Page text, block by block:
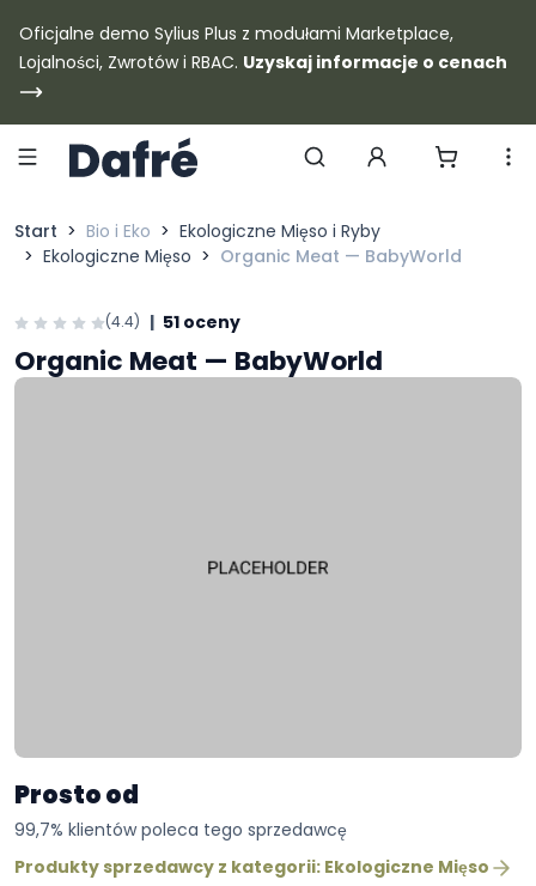
Dafre
Oficjalne demo Sylius Plus z modułami Marketplace,
Lojalności, Zwrotów i RBAC. Uzyskaj informacje o cenach
Start
Bio i Eko
Ekologiczne Mięso i Ryby
Ekologiczne Mięso
Organic Meat — BabyWorld
(4.4) | 51 oceny
Organic Meat — BabyWorld
Prosto od
99,7% klientów poleca tego sprzedawcę
Produkty sprzedawcy z kategorii: Ekologiczne Mięso